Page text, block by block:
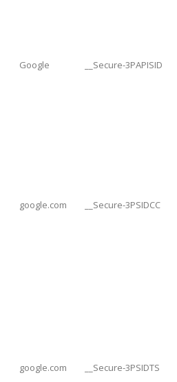
Google __Secure-3PAPISID
google.com __Secure-3PSIDCC
google.com __Secure-3PSIDTS